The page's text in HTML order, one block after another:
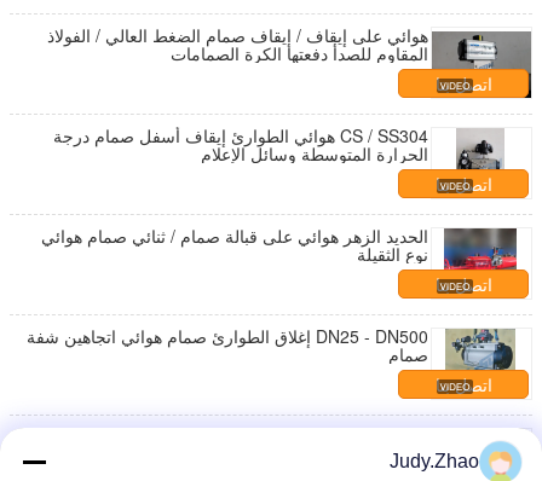
هوائي على إيقاف / إيقاف صمام الضغط العالي / الفولاذ
المقاوم للصدأ دفعتها الكرة الصمامات
اتصل بنا
CS / SS304 هوائي الطوارئ إيقاف أسفل صمام درجة
الحرارة المتوسطة وسائل الإعلام
اتصل بنا
الحديد الزهر هوائي على قبالة صمام / ثنائي صمام هوائي
نوع الثقيلة
اتصل بنا
DN25 - DN500 إغلاق الطوارئ صمام هوائي اتجاهين شفة
صمام
اتصل بنا
لخط الأنابيبJudy.Zhao